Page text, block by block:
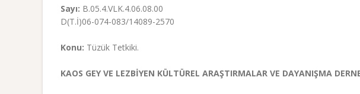
Sayı: B.05.4.VLK.4.06.08.00
D(T.İ)06-074-083/14089-2570
Konu: Tüzük Tetkiki.
KAOS GEY VE LEZBİYEN KÜLTÜREL ARAŞTIRMALAR VE DAYANIŞMA